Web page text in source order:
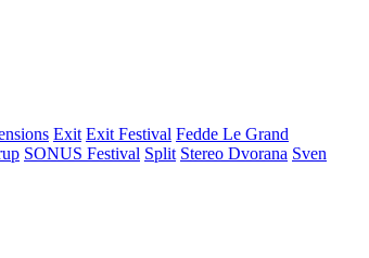
Exit Exit Festival Fedde Le Grand
SONUS Festival Split Stereo Dvorana Sven